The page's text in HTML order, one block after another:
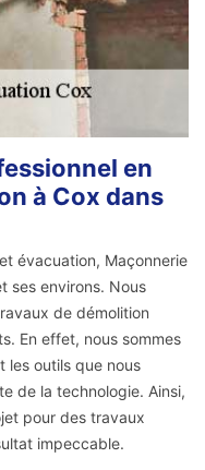
en
à Cox dans
évacuation, Maçonnerie
ses environs. Nous
de démolition
En effet, nous sommes
les outils que nous
de la technologie. Ainsi,
pour des travaux
impeccable.